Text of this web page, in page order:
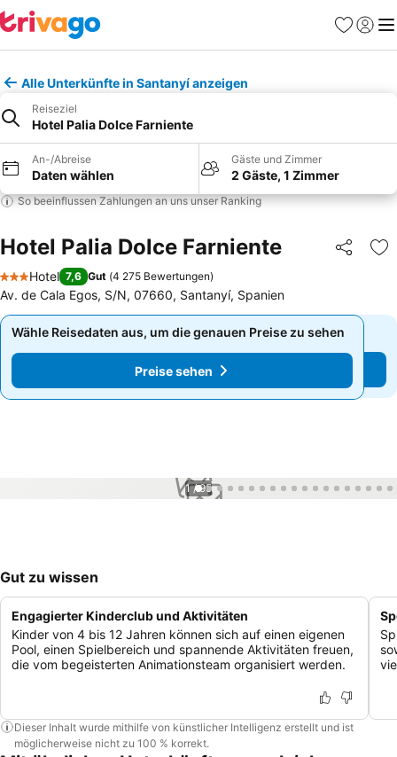
Favoriten
Alle Unterkünfte in Santanyí anzeigen
Reiseziel
Hotel Palia Dolce Farniente
An-/Abreise
Daten wählen
Gäste und Zimmer
2 Gäste, 1 Zimmer
So beeinflussen Zahlungen an uns unser Ranking
Hotel Palia Dolce Farniente Teilen
3 Sterne
Hotel 7,6 Gut (4 275 Bewertungen)
Av. de Cala Egos, S/N, 07660, Santanyí, Spanien
Wähle Reisedaten aus, um die genauen Preise zu sehen
Preise sehen
Wähle Reisedaten aus, um die genauen Preise zu sehen
Preise sehen
1 / 95
Gut zu wissen
Engagierter Kinderclub und Aktivitäten
Kinder von 4 bis 12 Jahren können sich auf einen eigenen
Pool, einen Spielbereich und spannende Aktivitäten freuen,
die vom begeisterten Animationsteam organisiert werden.
Dieser Inhalt wurde mithilfe von künstlicher Intelligenz erstellt und ist
möglicherweise nicht zu 100 % korrekt.